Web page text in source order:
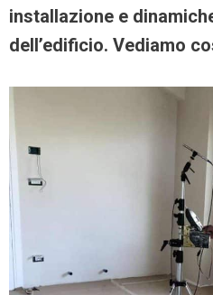
installazione e
dell’edificio. Vediamo